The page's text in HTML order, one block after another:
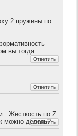
2 пружины по
вы тогда
по Z
можно делать?